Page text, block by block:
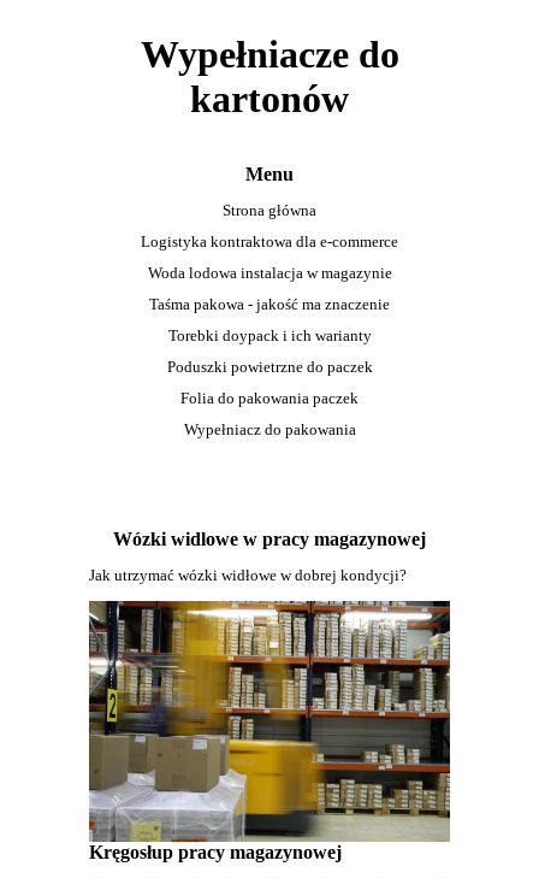
Wypełniacze do
kartonów
Menu
Strona główna
Logistyka kontraktowa dla e-commerce
Woda lodowa instalacja w magazynie
Taśma pakowa - jakość ma znaczenie
Torebki doypack i ich warianty
Poduszki powietrzne do paczek
Folia do pakowania paczek
Wypełniacz do pakowania
Wózki widlowe w pracy magazynowej
Jak utrzymać wózki widłowe w dobrej kondycji?
Kręgosłup pracy magazynowej